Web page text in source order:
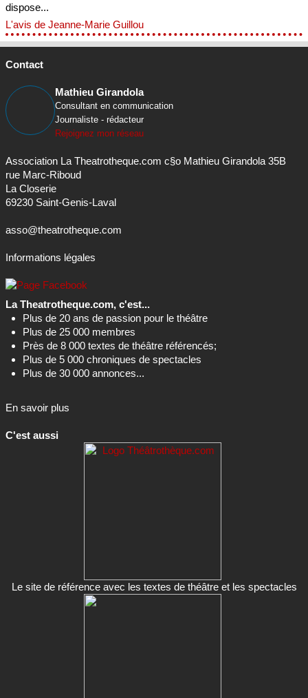
dispose...
L'avis de Jeanne-Marie Guillou
Contact
Mathieu Girandola
Consultant en communication
Journaliste - rédacteur
Rejoignez mon réseau
Association La Theatrotheque.com c§o Mathieu Girandola 35B
rue Marc-Riboud
La Closerie
69230 Saint-Genis-Laval
asso@theatrotheque.com
Informations légales
La Theatrotheque.com, c'est...
Plus de 20 ans de passion pour le théâtre
Plus de 25 000 membres
Près de 8 000 textes de théâtre référencés;
Plus de 5 000 chroniques de spectacles
Plus de 30 000 annonces...
En savoir plus
C'est aussi
Le site de référence avec les textes de théâtre et les spectacles